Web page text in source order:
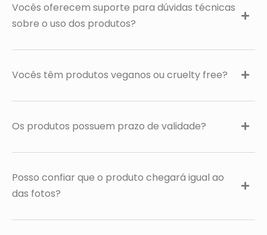
Vocês oferecem suporte para dúvidas técnicas
sobre o uso dos produtos?
Vocês têm produtos veganos ou cruelty free?
Os produtos possuem prazo de validade?
Posso confiar que o produto chegará igual ao
das fotos?